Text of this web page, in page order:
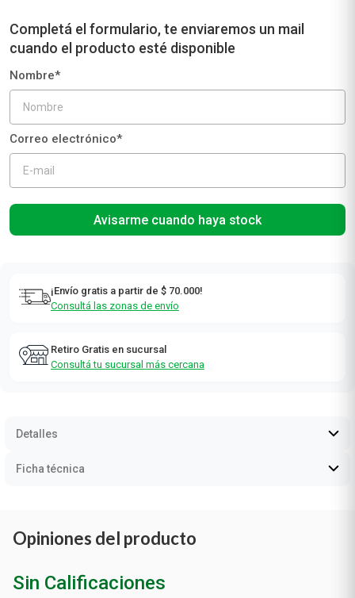
Avisarme cuando haya stock
¡Envío gratis a partir de $ 70.000!
Consultá las zonas de envío
Retiro Gratis en sucursal
Consultá tu sucursal más cercana
Detalles
Ficha técnica
Opiniones del producto
Sin Calificaciones